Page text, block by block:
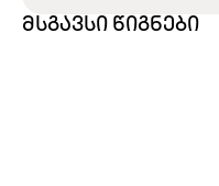
მსგავსი წიგნები